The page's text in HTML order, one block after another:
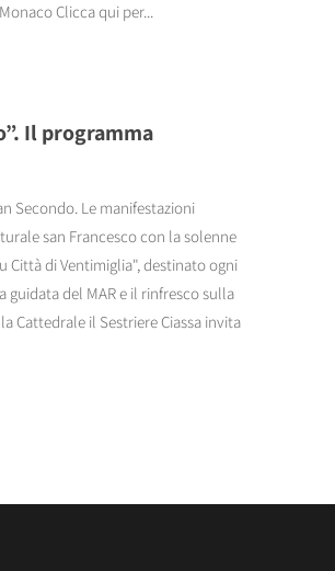
Clicca qui per...
Il programma
Secondo. Le manifestazioni
san Francesco con la solenne
Città di Ventimiglia", destinato ogni
guidata del MAR e il rinfresco sulla
Cattedrale il Sestriere Ciassa invita